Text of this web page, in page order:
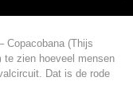
Copacobana (Thijs
te zien hoeveel mensen
Dat is de rode